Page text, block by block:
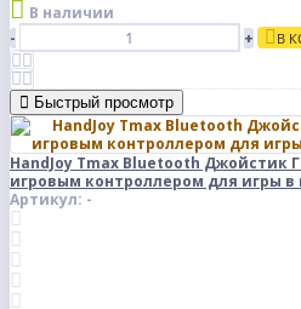
В наличии
-
+ В
Быстрый просмотр
HandJoy Tmax Bluetooth Джойстик
игровым контроллером для игры
Артикул: -